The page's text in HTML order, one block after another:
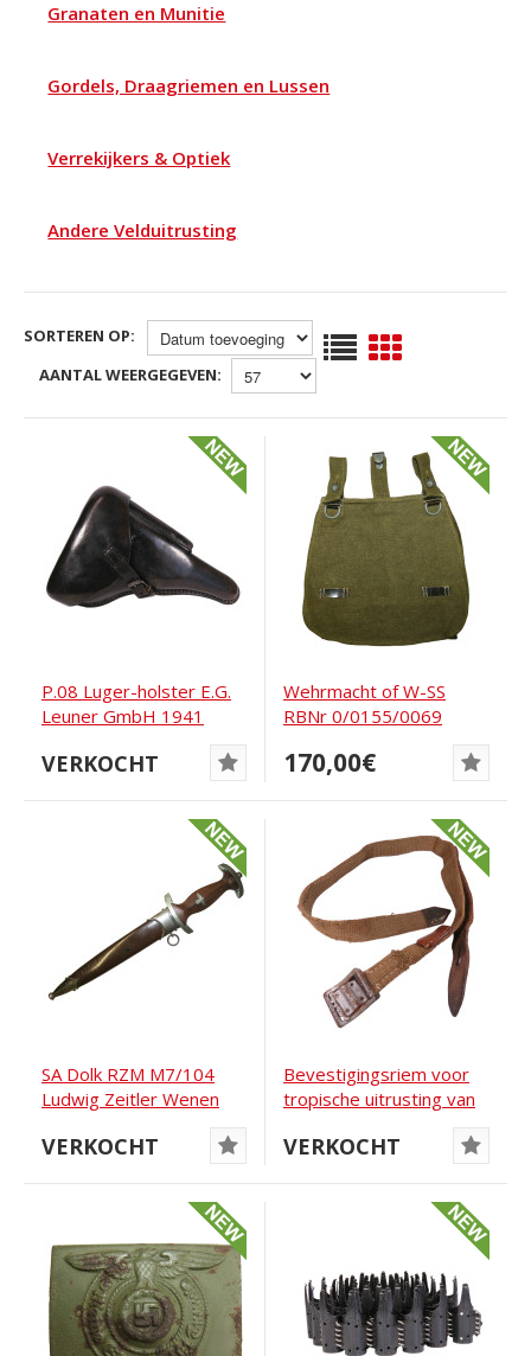
Granaten en Munitie
Gordels, Draagriemen en Lussen
Verrekijkers & Optiek
Andere Velduitrusting
SORTEREN OP:
AANTAL WEERGEGEVEN:
P.08 Luger-holster E.G.
Leuner GmbH 1941
VERKOCHT
Wehrmacht of W-SS
RBNr 0/0155/0069
170,00€
SA Dolk RZM M7/104
Ludwig Zeitler Wenen
VERKOCHT
Bevestigingsriem voor
tropische uitrusting van
VERKOCHT